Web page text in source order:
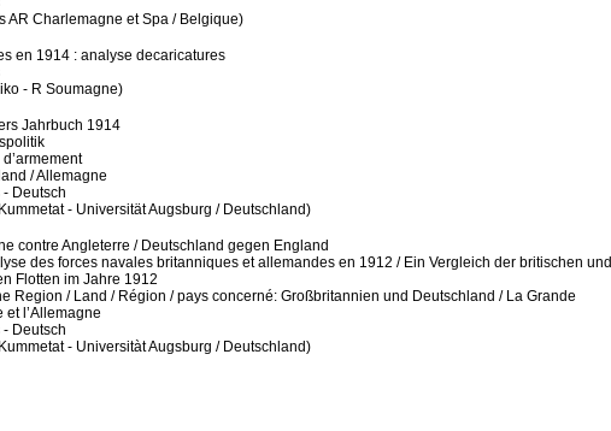
AR Charlemagne et Spa / Belgique)
en 1914 : analyse decaricatures
- R Soumagne)
Jahrbuch 1914
/ Allemagne
- Deutsch
- Universität Augsburg / Deutschland)
contre Angleterre / Deutschland gegen England
des forces navales britanniques et allemandes en 1912 / Ein Vergleich der britischen und
Flotten im Jahre 1912
Region / Land / Région / pays concerné: Großbritannien und Deutschland / La Grande
et l’Allemagne
- Deutsch
- Universitàt Augsburg / Deutschland)